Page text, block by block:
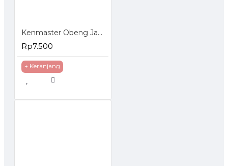
Kenmaster Obeng Jam Set 6 Pcs
Rp7.500
+ Keranjang